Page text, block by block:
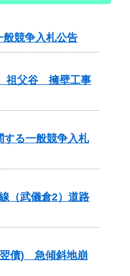
競争入札公告
祖父谷 擁壁工事
る一般競争入札
（武儀倉2）道路
翌債) 急傾斜地崩